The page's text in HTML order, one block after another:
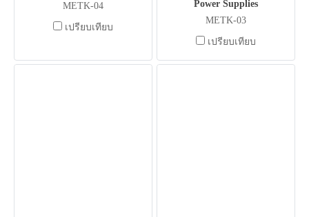
METK-04
เปรียบเทียบ
Power Supplies
METK-03
เปรียบเทียบ